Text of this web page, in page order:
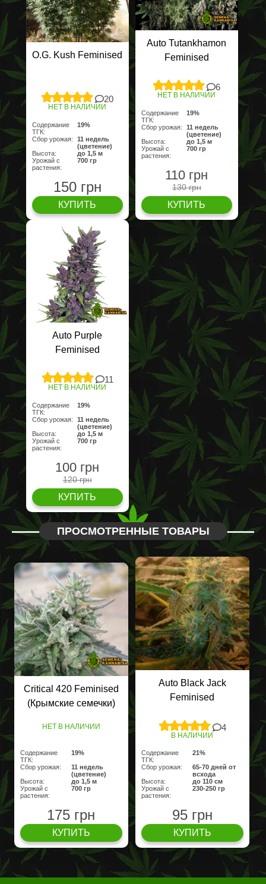
O.G. Kush Feminised
20
НЕТ В НАЛИЧИИ
Содержание
ТГК:
19%
Сбор урожая:
11 недель
(цветение)
Высота:
до 1,5 м
Урожай с
растения:
700 гр
150 грн
КУПИТЬ
Auto Tutankhamon
Feminised
6
НЕТ В НАЛИЧИИ
Содержание
ТГК:
19%
Сбор урожая:
11 недель
(цветение)
Высота:
до 1,5 м
Урожай с
растения:
700 гр
110 грн
130 грн
КУПИТЬ
Auto Purple
Feminised
11
НЕТ В НАЛИЧИИ
Содержание
ТГК:
19%
Сбор урожая:
11 недель
(цветение)
Высота:
до 1,5 м
Урожай с
растения:
700 гр
100 грн
120 грн
КУПИТЬ
ПРОСМОТРЕННЫЕ ТОВАРЫ
Critical 420 Feminised
(Крымские семечки)
НЕТ В НАЛИЧИИ
Содержание
ТГК:
19%
Сбор урожая:
11 недель
(цветение)
Высота:
до 1,5 м
Урожай с
растения:
700 гр
175 грн
КУПИТЬ
Auto Black Jack
Feminised
4
В НАЛИЧИИ
Содержание
ТГК:
21%
Сбор урожая:
65-70 дней от
всхода
Высота:
до 110 см
Урожай с
растения:
230-250 гр
95 грн
КУПИТЬ